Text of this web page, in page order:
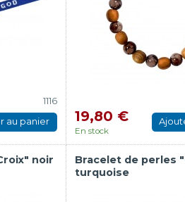
1116
au panier 19,80 €
En stock
noir
Bracelet de perles
turquoise